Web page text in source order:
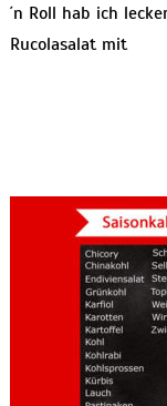
´n Roll hab ich
Rucolasalat mit